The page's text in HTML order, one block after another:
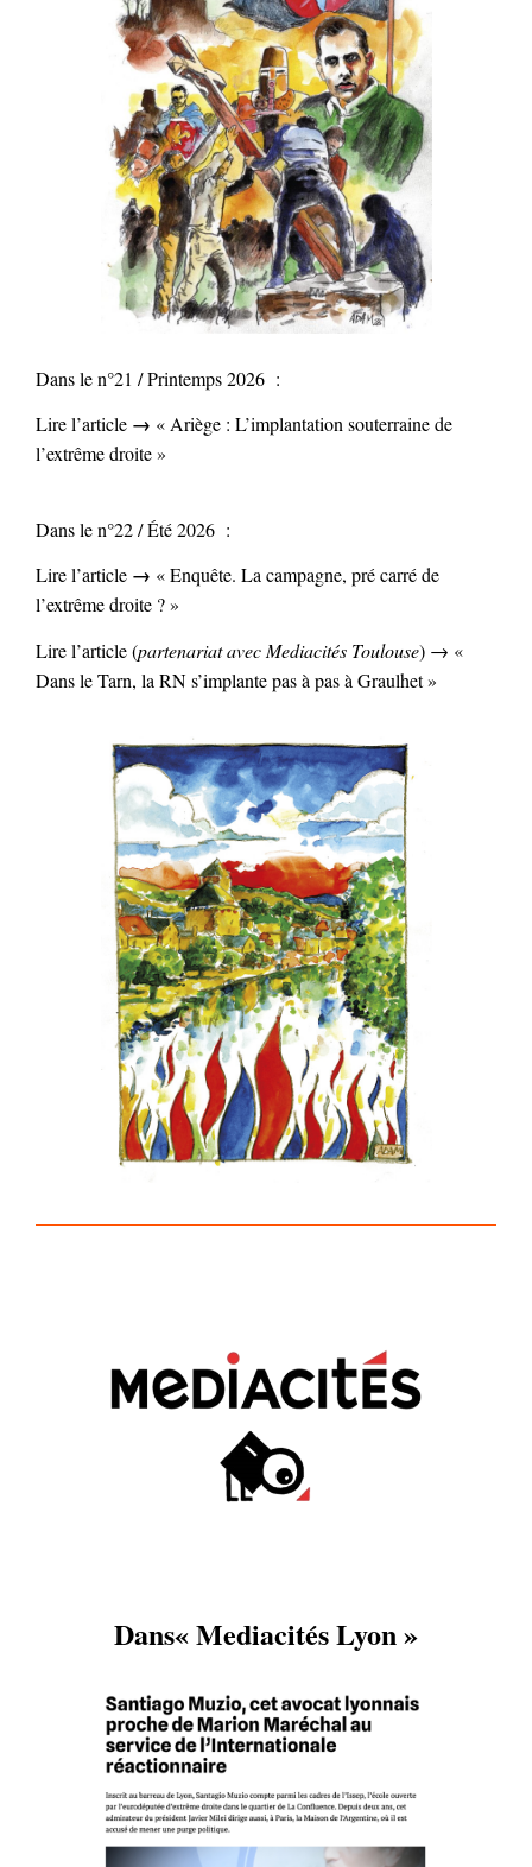
Dans le n°21 / Printemps 2026 :
Lire l’article → « Ariège : L’implantation souterraine de
l’extrême droite »
Dans le n°22 / Été 2026 :
Lire l’article → « Enquête. La campagne, pré carré de
l’extrême droite ? »
Lire l’article (partenariat avec Mediacités Toulouse) → «
Dans le Tarn, la RN s’implante pas à pas à Graulhet »
Dans« Mediacités Lyon »